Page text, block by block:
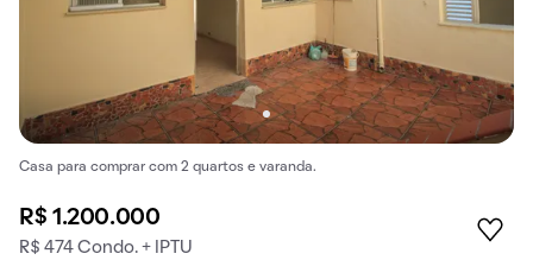
Casa para comprar com 2 quartos e varanda.
R$ 1.200.000
R$ 474 Condo. + IPTU